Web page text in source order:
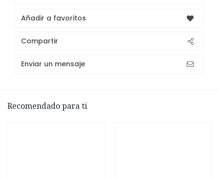
Añadir a favoritos
Compartir
Enviar un mensaje
Recomendado para ti